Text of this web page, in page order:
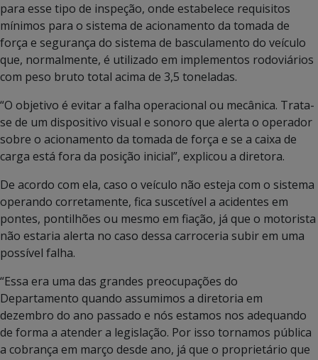
para esse tipo de inspeção, onde estabelece requisitos
mínimos para o sistema de acionamento da tomada de
força e segurança do sistema de basculamento do veículo
que, normalmente, é utilizado em implementos rodoviários
com peso bruto total acima de 3,5 toneladas.
“O objetivo é evitar a falha operacional ou mecânica. Trata-
se de um dispositivo visual e sonoro que alerta o operador
sobre o acionamento da tomada de força e se a caixa de
carga está fora da posição inicial”, explicou a diretora.
De acordo com ela, caso o veículo não esteja com o sistema
operando corretamente, fica suscetível a acidentes em
pontes, pontilhões ou mesmo em fiação, já que o motorista
não estaria alerta no caso dessa carroceria subir em uma
possível falha.
“Essa era uma das grandes preocupações do
Departamento quando assumimos a diretoria em
dezembro do ano passado e nós estamos nos adequando
de forma a atender a legislação. Por isso tornamos pública
a cobrança em março desde ano, já que o proprietário que